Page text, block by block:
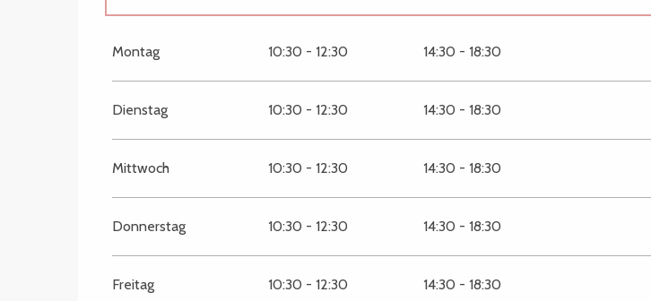
Montag 10:30 - 12:30 14:30 - 18:30
Dienstag 10:30 - 12:30 14:30 - 18:30
Mittwoch 10:30 - 12:30 14:30 - 18:30
Donnerstag 10:30 - 12:30 14:30 - 18:30
Freitag 10:30 - 12:30 14:30 - 18:30